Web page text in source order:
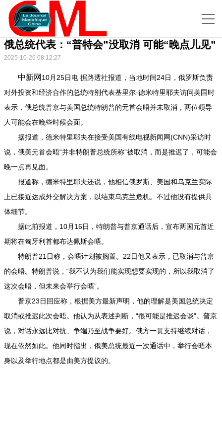
俄总统代表：“普特会”没取消 可能“晚点儿见”
2025-10-26 08:12:27
中新网 10月25日电 据路透社报道，当地时间24日，俄罗斯负责
对外投资和经济合作的总统特别代表基里尔·德米特里耶夫访问美国时
表示，俄总统普京与美国总统特朗普的元首会晤并未取消，两位领导
人可能会在晚些时候会面。
据报道，德米特里耶夫在接受美国有线电视新闻网(CNN)采访时
说，俄美元首会晤“并非特朗普总统所称”被取消，而是推迟了，可能会
晚一点再见面。
报道称，德米特里耶夫还说，他相信俄罗斯、美国和乌克兰实际
上已接近达成外交解决方案，以结束乌克兰危机。不过他没有提供具
体细节。
据此前报道，10月16日，特朗普与普京通话后，宣布两国元首近
期将在匈牙利首都布达佩斯会晤。
特朗普21日称，会晤计划被搁置。22日他又表示，已取消与普京
的会晤。特朗普说，“我不认为我们能实现想要实现的，所以我取消了
这次会晤，但未来会举行会晤”。
普京23日回应称，根据美方最新声明，他的理解是美国总统决定
取消或推迟此次会晤。他认为从表述判断，“很可能是推迟会谈”。普京
说，对话永远比对抗、争端乃至战争要好。俄方一贯支持继续对话，
现在依然如此。他同时指出，俄美总统最近一次通话中，举行会晤本
身以及举行地点都是由美方提议的。